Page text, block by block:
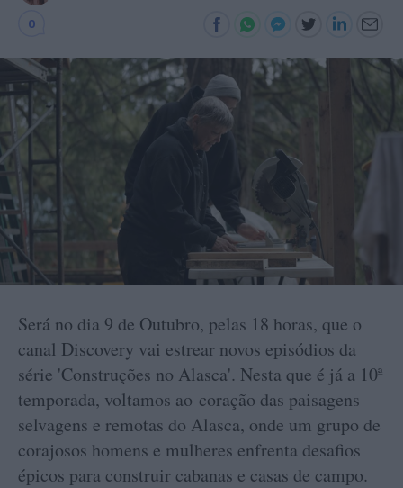
0
Será no dia 9 de Outubro, pelas 18 horas, que o
canal Discovery vai estrear novos episódios da
série 'Construções no Alasca'. Nesta que é já a 10ª
temporada, voltamos ao coração das paisagens
selvagens e remotas do Alasca, onde um grupo de
corajosos homens e mulheres enfrenta desafios
épicos para construir cabanas e casas de campo.